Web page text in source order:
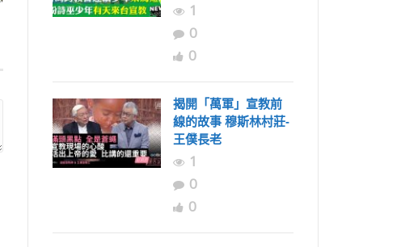
1
0
0
揭開「萬軍」宣教前
線的故事 穆斯林村莊-
王僕長老
1
0
0